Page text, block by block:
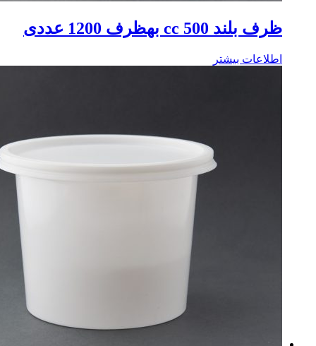
ظرف بلند 500 cc بهظرف 1200 عددی
اطلاعات بیشتر